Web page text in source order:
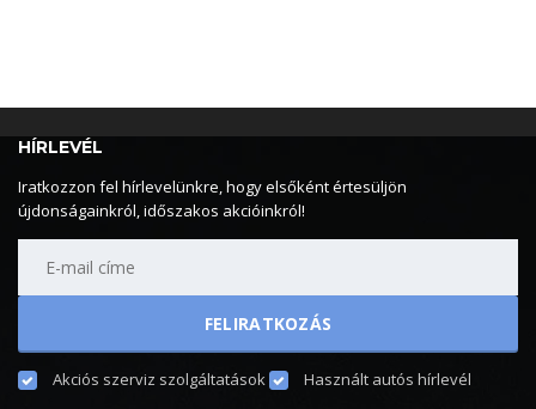
HÍRLEVÉL
Iratkozzon fel hírlevelünkre, hogy elsőként értesüljön
újdonságainkról, időszakos akcióinkról!
Akciós szerviz szolgáltatások Használt autós hírlevél